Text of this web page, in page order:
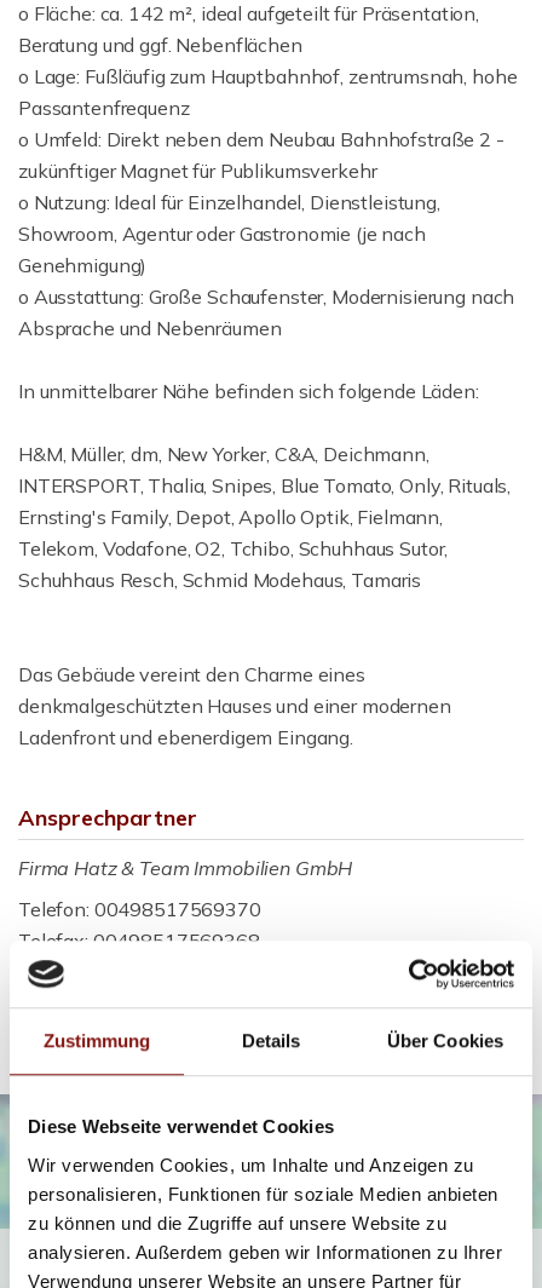
Zustimmung Details Über Cookies
Diese Webseite verwendet Cookies
Wir verwenden Cookies, um Inhalte und Anzeigen zu
personalisieren, Funktionen für soziale Medien anbieten
zu können und die Zugriffe auf unsere Website zu
analysieren. Außerdem geben wir Informationen zu Ihrer
Verwendung unserer Website an unsere Partner für
o Fläche: ca. 142 m², ideal aufgeteilt für Präsentation,
Beratung und ggf. Nebenflächen
o Lage: Fußläufig zum Hauptbahnhof, zentrumsnah, hohe
Passantenfrequenz
o Umfeld: Direkt neben dem Neubau Bahnhofstraße 2 -
zukünftiger Magnet für Publikumsverkehr
o Nutzung: Ideal für Einzelhandel, Dienstleistung,
Showroom, Agentur oder Gastronomie (je nach
Genehmigung)
o Ausstattung: Große Schaufenster, Modernisierung nach
Absprache und Nebenräumen
In unmittelbarer Nähe befinden sich folgende Läden:
H&M, Müller, dm, New Yorker, C&A, Deichmann,
INTERSPORT, Thalia, Snipes, Blue Tomato, Only, Rituals,
Ernsting's Family, Depot, Apollo Optik, Fielmann,
Telekom, Vodafone, O2, Tchibo, Schuhhaus Sutor,
Schuhhaus Resch, Schmid Modehaus, Tamaris
Das Gebäude vereint den Charme eines
denkmalgeschützten Hauses und einer modernen
Ladenfront und ebenerdigem Eingang.
Ansprechpartner
Firma Hatz & Team Immobilien GmbH
Telefon: 00498517569370
Telefax: 00498517569368
info@hatz-team.de
Ich bin damit einverstanden, dass mir Karten von Google